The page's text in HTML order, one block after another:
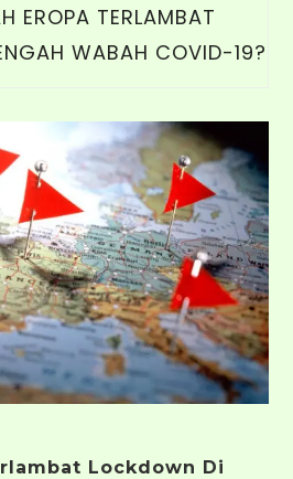
EROPA TERLAMBAT
WABAH COVID-19?
Lockdown Di